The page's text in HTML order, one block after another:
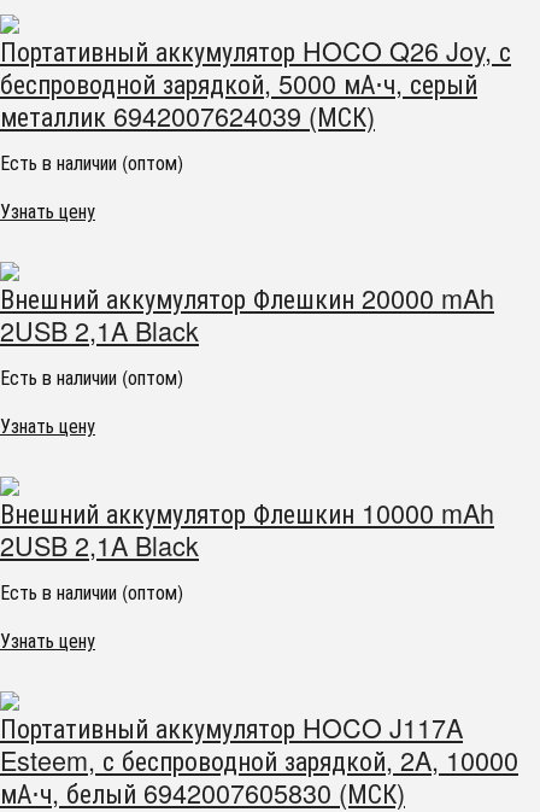
Портативный аккумулятор HOCO Q26 Joy, с
беспроводной зарядкой, 5000 мА⋅ч, серый
металлик 6942007624039 (МСК)
Есть в наличии (оптом)
Узнать цену
Внешний аккумулятор Флешкин 20000 mAh
2USB 2,1A Black
Есть в наличии (оптом)
Узнать цену
Внешний аккумулятор Флешкин 10000 mAh
2USB 2,1A Black
Есть в наличии (оптом)
Узнать цену
Портативный аккумулятор HOCO J117A
Esteem, с беспроводной зарядкой, 2A, 10000
мА⋅ч, белый 6942007605830 (МСК)